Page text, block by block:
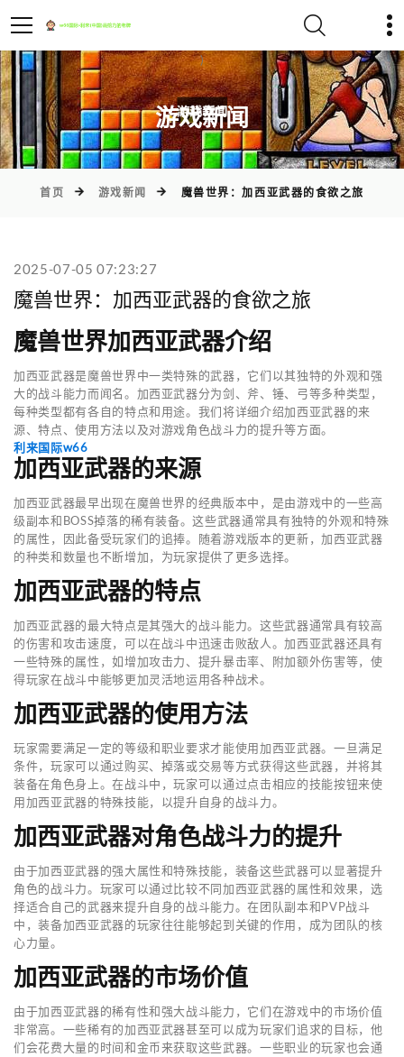
)
游戏新闻
首页 游戏新闻 魔兽世界：加西亚武器的食欲之旅
2025-07-05 07:23:27
魔兽世界：加西亚武器的食欲之旅
魔兽世界加西亚武器介绍
加西亚武器是魔兽世界中一类特殊的武器，它们以其独特的外观和强
大的战斗能力而闻名。加西亚武器分为剑、斧、锤、弓等多种类型，
每种类型都有各自的特点和用途。我们将详细介绍加西亚武器的来
源、特点、使用方法以及对游戏角色战斗力的提升等方面。
利来国际w66
加西亚武器的来源
加西亚武器最早出现在魔兽世界的经典版本中，是由游戏中的一些高
级副本和BOSS掉落的稀有装备。这些武器通常具有独特的外观和特殊
的属性，因此备受玩家们的追捧。随着游戏版本的更新，加西亚武器
的种类和数量也不断增加，为玩家提供了更多选择。
加西亚武器的特点
加西亚武器的最大特点是其强大的战斗能力。这些武器通常具有较高
的伤害和攻击速度，可以在战斗中迅速击败敌人。加西亚武器还具有
一些特殊的属性，如增加攻击力、提升暴击率、附加额外伤害等，使
得玩家在战斗中能够更加灵活地运用各种战术。
加西亚武器的使用方法
玩家需要满足一定的等级和职业要求才能使用加西亚武器。一旦满足
条件，玩家可以通过购买、掉落或交易等方式获得这些武器，并将其
装备在角色身上。在战斗中，玩家可以通过点击相应的技能按钮来使
用加西亚武器的特殊技能，以提升自身的战斗力。
加西亚武器对角色战斗力的提升
由于加西亚武器的强大属性和特殊技能，装备这些武器可以显著提升
角色的战斗力。玩家可以通过比较不同加西亚武器的属性和效果，选
择适合自己的武器来提升自身的战斗能力。在团队副本和PVP战斗
中，装备加西亚武器的玩家往往能够起到关键的作用，成为团队的核
心力量。
加西亚武器的市场价值
由于加西亚武器的稀有性和强大战斗能力，它们在游戏中的市场价值
非常高。一些稀有的加西亚武器甚至可以成为玩家们追求的目标，他
们会花费大量的时间和金币来获取这些武器。一些职业的玩家也会通